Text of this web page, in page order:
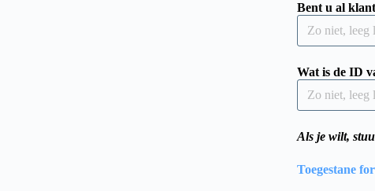
Bent u al
Wat is de ID
Als je wilt,
Toegestane